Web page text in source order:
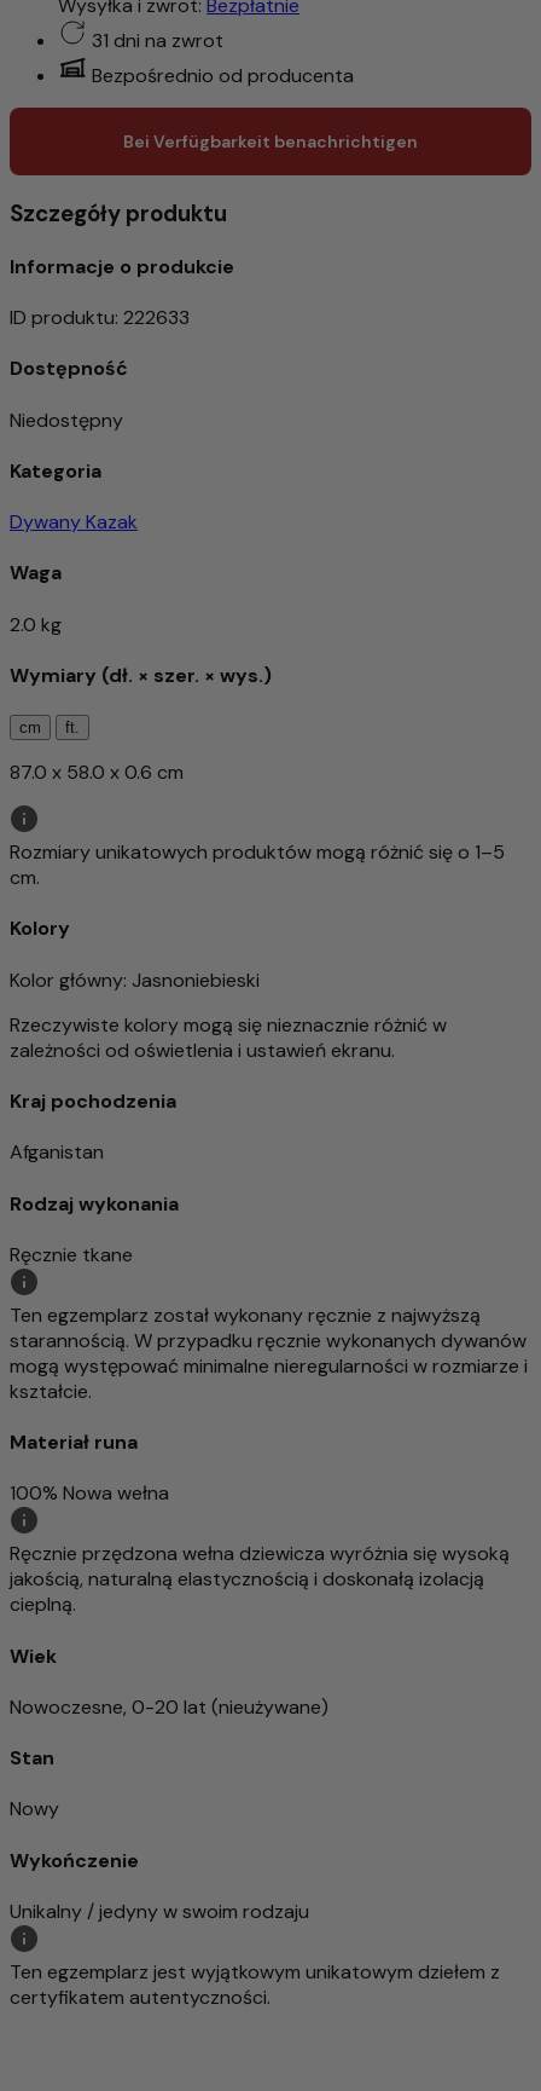
Wysyłka i zwrot: Bezpłatnie
31 dni na zwrot
Bezpośrednio od producenta
Bei Verfügbarkeit benachrichtigen
Szczegóły produktu
Informacje o produkcie
ID produktu: 222633
Dostępność
Niedostępny
Kategoria
Dywany Kazak
Waga
2.0 kg
Wymiary (dł. × szer. × wys.)
cm ft.
87.0 x 58.0 x 0.6 cm
Rozmiary unikatowych produktów mogą różnić się o 1–5
cm.
Kolory
Kolor główny: Jasnoniebieski
Rzeczywiste kolory mogą się nieznacznie różnić w
zależności od oświetlenia i ustawień ekranu.
Kraj pochodzenia
Afganistan
Rodzaj wykonania
Ręcznie tkane
Ten egzemplarz został wykonany ręcznie z najwyższą
starannością. W przypadku ręcznie wykonanych dywanów
mogą występować minimalne nieregularności w rozmiarze i
kształcie.
Materiał runa
100% Nowa wełna
Ręcznie przędzona wełna dziewicza wyróżnia się wysoką
jakością, naturalną elastycznością i doskonałą izolacją
cieplną.
Wiek
Nowoczesne, 0-20 lat (nieużywane)
Stan
Nowy
Wykończenie
Unikalny / jedyny w swoim rodzaju
Ten egzemplarz jest wyjątkowym unikatowym dziełem z
certyfikatem autentyczności.